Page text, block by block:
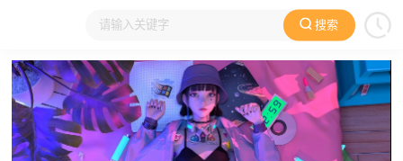
搜索
大家在看 日本动漫 国产动漫 欧美动漫 动漫电影